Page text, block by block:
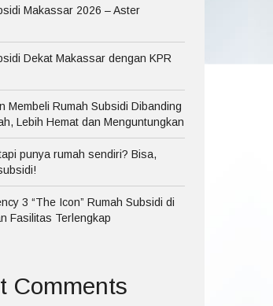
Makassar 2026 – Aster
Dekat Makassar dengan KPR
Membeli Rumah Subsidi Dibanding
Lebih Hemat dan Menguntungkan
punya rumah sendiri? Bisa,
3 “The Icon” Rumah Subsidi di
Fasilitas Terlengkap
Comments